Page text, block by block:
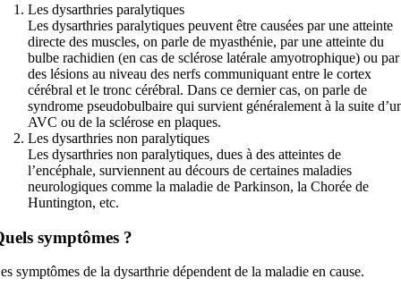
Les dysarthries paralytiques
Les dysarthries paralytiques peuvent être causées par une atteinte
directe des muscles, on parle de myasthénie, par une atteinte du
bulbe rachidien (en cas de sclérose latérale amyotrophique) ou par
des lésions au niveau des nerfs communiquant entre le cortex
cérébral et le tronc cérébral. Dans ce dernier cas, on parle de
syndrome pseudobulbaire qui survient généralement à la suite
AVC ou de la sclérose en plaques.
Les dysarthries non paralytiques
Les dysarthries non paralytiques, dues à des atteintes de
l’encéphale, surviennent au décours de certaines maladies
neurologiques comme la maladie de Parkinson, la Chorée de
Huntington, etc.
symptômes ?
symptômes de la dysarthrie dépendent de la maladie en cause.